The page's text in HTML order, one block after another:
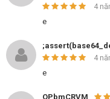
4
e
4
e
QPbmCRVM